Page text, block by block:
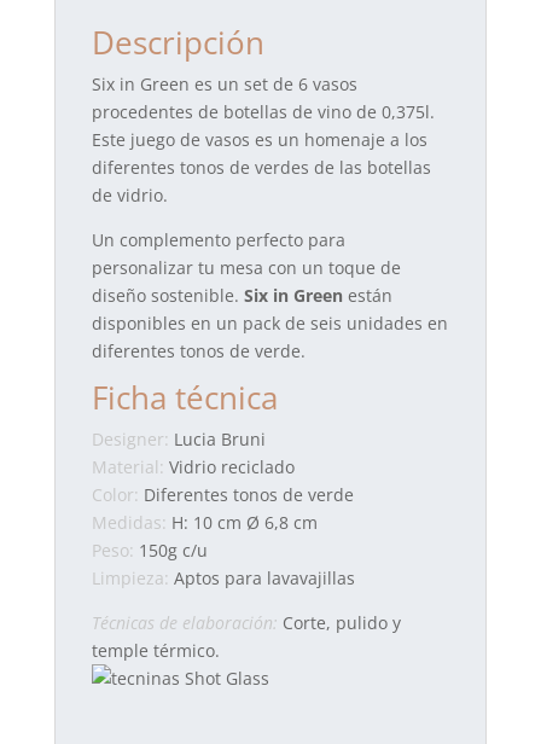
Descripción
Six in Green es un set de 6 vasos
procedentes de botellas de vino de 0,375l.
Este juego de vasos es un homenaje a los
diferentes tonos de verdes de las botellas
de vidrio.
Un complemento perfecto para
personalizar tu mesa con un toque de
diseño sostenible. Six in Green están
disponibles en un pack de seis unidades en
diferentes tonos de verde.
Ficha técnica
Designer: Lucia Bruni
Material: Vidrio reciclado
Color: Diferentes tonos de verde
Medidas: H: 10 cm Ø 6,8 cm
Peso: 150g c/u
Limpieza: Aptos para lavavajillas
Técnicas de elaboración: Corte, pulido y
temple térmico.